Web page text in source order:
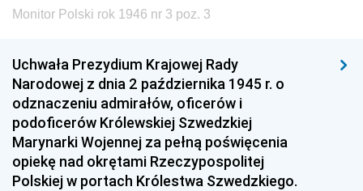
Monitor Polski rok 1946 nr 3 poz. 3
Uchwała Prezydium Krajowej Rady
Narodowej z dnia 2 października 1945 r. o
odznaczeniu admirałów, oficerów i
podoficerów Królewskiej Szwedzkiej
Marynarki Wojennej za pełną poświęcenia
opiekę nad okrętami Rzeczypospolitej
Polskiej w portach Królestwa Szwedzkiego.